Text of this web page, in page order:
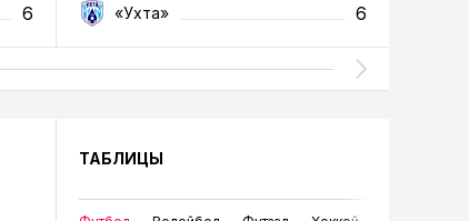
6 «Ухта» 6
ТАБЛИЦЫ